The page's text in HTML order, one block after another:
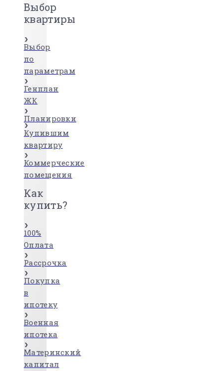
Выбор
квартиры
Выбор
по
параметрам
Генплан
ЖК
Планировки
Купившим
квартиру
Коммерческие
помещения
Как
купить?
100%
Оплата
Рассрочка
Покупка
в
ипотеку
Военная
ипотека
Материнский
капитал